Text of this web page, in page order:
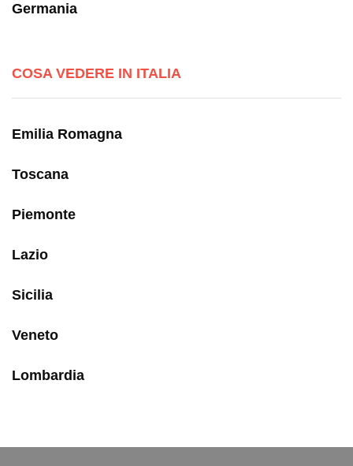
Germania
COSA VEDERE IN ITALIA
Emilia Romagna
Toscana
Piemonte
Lazio
Sicilia
Veneto
Lombardia